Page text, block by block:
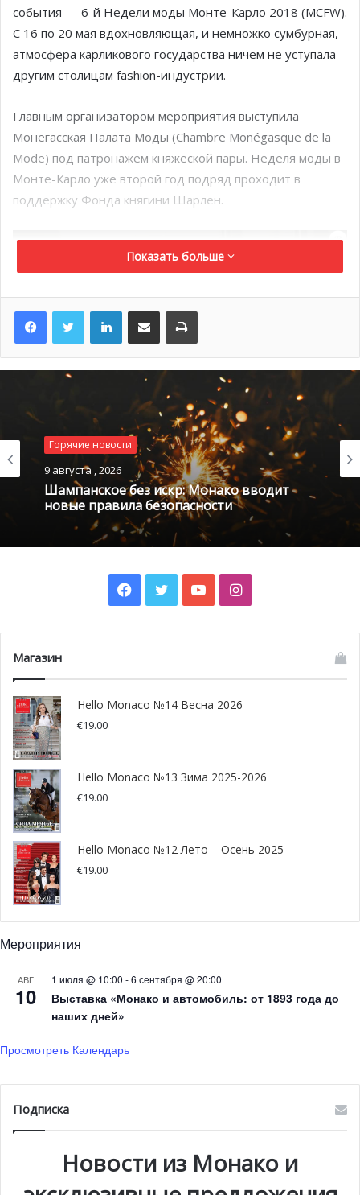
события — 6-й Недели моды Монте-Карло 2018 (MCFW).
С 16 по 20 мая вдохновляющая, и немножко сумбурная,
атмосфера карликового государства ничем не уступала
другим столицам fashion-индустрии.
Главным организатором мероприятия выступила
Монегасская Палата Моды (Chambre Monégasque de la
Mode) под патронажем княжеской пары. Неделя моды в
Монте-Карло уже второй год подряд проходит в
поддержку Фонда княгини Шарлен.
Президент Монегасской Палаты Моды — Федерика Нардони
Показать больше
LinkedInПоделиться по электронной почте Распечатать
Горячие новости
9 августа , 2026
Шампанское без искр: Монако вводит
новые правила безопасности
Facebook
TwitterYouTubeInstagram
Магазин
Hello Monaco №14 Весна 2026
€19.00
Hello Monaco №13 Зима 2025-2026
€19.00
Hello Monaco №12 Лето – Осень 2025
€19.00
Мероприятия
АВГ
10
1 июля @ 10:00 -6 сентября @ 20:00
Выставка «Монако и автомобиль: от 1893 года до
наших дней»
Просмотреть Календарь
Подписка
Новости из Монако и